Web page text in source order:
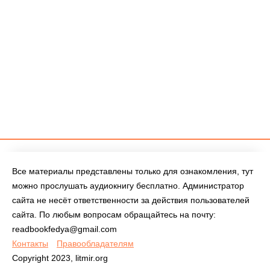
Все материалы представлены только для ознакомления, тут
можно прослушать аудиокнигу бесплатно. Администратор
сайта не несёт ответственности за действия пользователей
сайта. По любым вопросам обращайтесь на почту:
readbookfedya@gmail.com
Контакты
Правообладателям
Copyright 2023, litmir.org